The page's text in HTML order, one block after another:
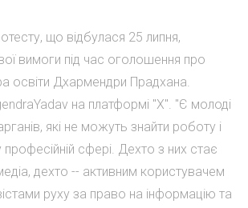
що відбулася 25 липня,
вимоги під час оголошення про
освіти Дхармендри Прадхана.
на платформі "Х". "Є молоді
які не можуть знайти роботу і
сфері. Дехто з них стає
дехто -- активним користувачем
руху за право на інформацію та